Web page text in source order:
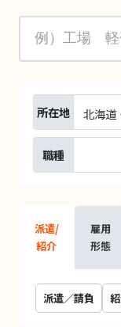
所在地 北海道
職種
派遣/
紹介
雇用
形態
派遣／請負